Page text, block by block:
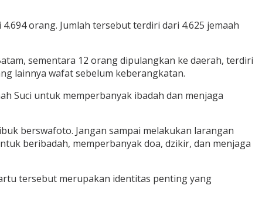
orang. Jumlah tersebut terdiri dari 4.625 jemaah
sementara 12 orang dipulangkan ke daerah, terdiri
lainnya wafat sebelum keberangkatan.
Suci untuk memperbanyak ibadah dan menjaga
berswafoto. Jangan sampai melakukan larangan
beribadah, memperbanyak doa, dzikir, dan menjaga
tersebut merupakan identitas penting yang